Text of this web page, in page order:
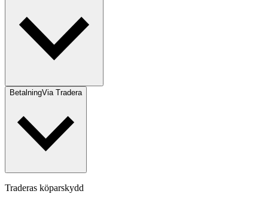
BetalningVia Tradera
Traderas köparskydd